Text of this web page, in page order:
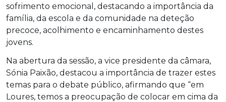
sofrimento emocional, destacando a importância da
família, da escola e da comunidade na deteção
precoce, acolhimento e encaminhamento destes
jovens.
Na abertura da sessão, a vice presidente da câmara,
Sónia Paixão, destacou a importância de trazer estes
temas para o debate público, afirmando que “em
Loures, temos a preocupação de colocar em cima da